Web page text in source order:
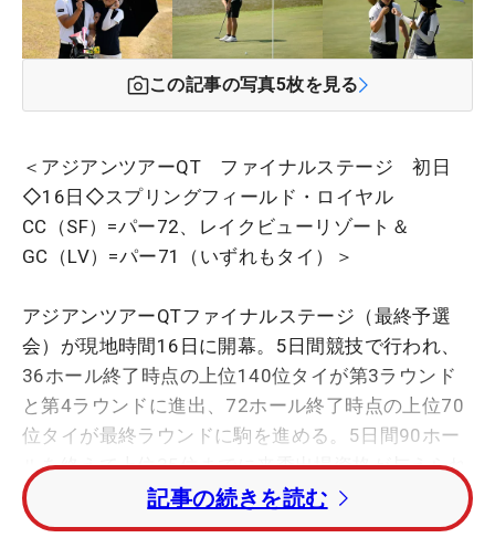
この記事の写真5枚を見る
＜アジアンツアーQT ファイナルステージ 初日
◇16日◇スプリングフィールド・ロイヤル
CC（SF）=パー72、レイクビューリゾート＆
GC（LV）=パー71（いずれもタイ）＞
アジアンツアーQTファイナルステージ（最終予選
会）が現地時間16日に開幕。5日間競技で行われ、
36ホール終了時点の上位140位タイが第3ラウンド
と第4ラウンドに進出、72ホール終了時点の上位70
位タイが最終ラウンドに駒を進める。5日間90ホー
ルを終えて上位35位までに来季出場資格が与えられ
る。日本勢は23人が参戦している。
記事の続きを読む